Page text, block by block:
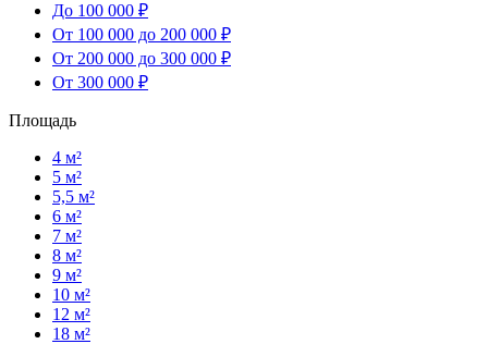
До 100 000 ₽
От 100 000 до 200 000 ₽
От 200 000 до 300 000 ₽
От 300 000 ₽
Площадь
4 м²
5 м²
5,5 м²
6 м²
7 м²
8 м²
9 м²
10 м²
12 м²
18 м²